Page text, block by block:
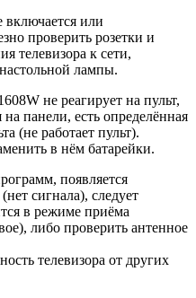
или
проверить розетки и
телевизора к сети,
лампы.
не реагирует на пульт,
панели, есть определённая
(не работает пульт).
в нём батарейки.
появляется
сигнала), следует
в режиме приёма
либо проверить антенное
телевизора от других